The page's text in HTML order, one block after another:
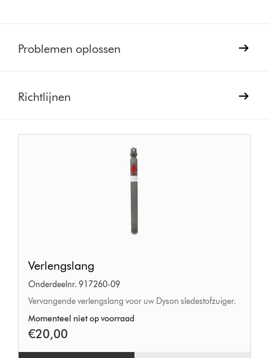
Problemen oplossen
Richtlijnen
Verlengslang
Onderdeelnr. 917260-09
Vervangende verlengslang voor uw Dyson sledestofzuiger.
Momenteel niet op voorraad
€20,00